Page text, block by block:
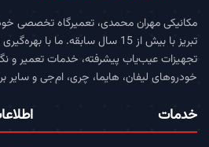
مکانیکی مهران محمدی، تعمیرگاه تخصصی
تبریز با بیش از 15 سال سابقه. ما
تجهیزات عیب‌یاب پیشرفته، خدمات تعمیر و
خودروهای لیفان، هایما، چری، ام‌جی و سایر
خدمات